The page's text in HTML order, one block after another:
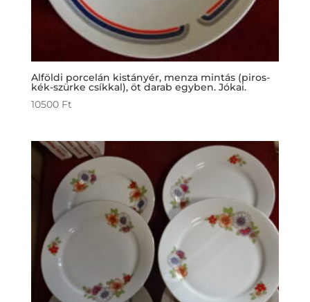
Alföldi porcelán kistányér, menza mintás (piros-
kék-szürke csíkkal), öt darab egyben. Jókai.
10500 Ft